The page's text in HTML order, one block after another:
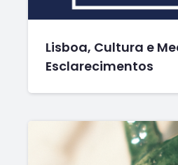
Lisboa, Cultura e
Esclarecimentos